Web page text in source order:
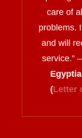
care of
problems.
and will
service.” –
(Letter